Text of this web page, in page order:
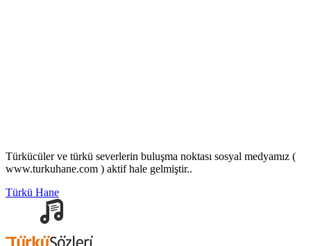
Türkücüler ve türkü severlerin buluşma noktası sosyal medyamız (
www.turkuhane.com ) aktif hale gelmiştir..
Türkü Hane